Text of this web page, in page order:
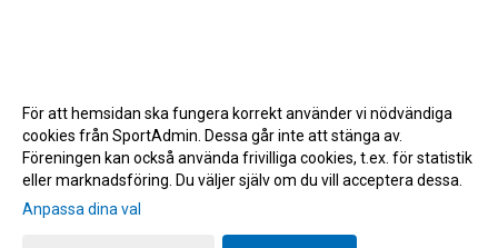
Gå till Webbversion
För att hemsidan ska fungera korrekt använder vi nödvändiga
cookies från SportAdmin. Dessa går inte att stänga av.
Föreningen kan också använda frivilliga cookies, t.ex. för statistik
eller marknadsföring. Du väljer själv om du vill acceptera dessa.
Anpassa dina val